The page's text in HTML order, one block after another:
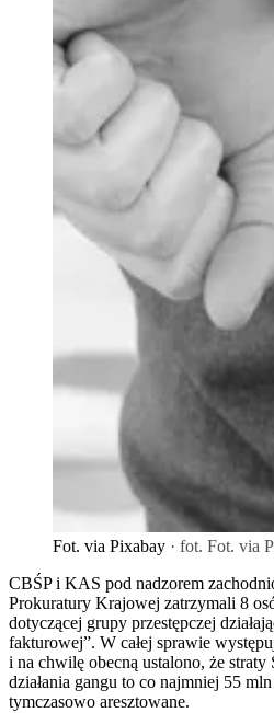
Fot. via Pixabay · fot. Fot. via
CBŚP i KAS pod nadzorem
Prokuratury Krajowej zatrzymali 8
dotyczącej grupy przestępczej
fakturowej”. W całej sprawie
i na chwilę obecną ustalono, że
działania gangu to co najmniej 55 mln
tymczasowo aresztowane.